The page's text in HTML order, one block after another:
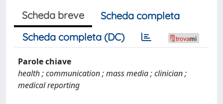
Scheda breve
Scheda completa
Scheda completa (DC)
Parole chiave
health ; communication ; mass media ; clinician ;
medical reporting